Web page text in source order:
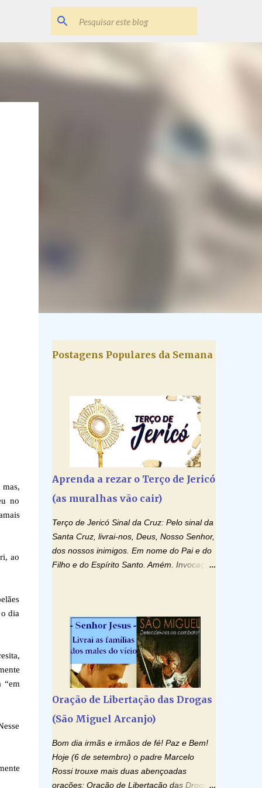
no
ao
dia
“em
Postagens Populares da Semana
Aprenda a rezar o Terço de Jericó
(as muralhas vão cair)
Terço de Jericó Sinal da Cruz: Pelo sinal da
Santa Cruz, livrai-nos, Deus, Nosso Senhor,
dos nossos inimigos. Em nome do Pai e do
Filho e do Espírito Santo. Amém. Invocação
o vosso Espírito e tudo será criado. E
renovareis a face da terra. Oremos: Ó
Deus, que instruístes os corações dos
vossos fiéis com a luz do Espírito Santo,
fazei que apreciemos retamente todas as
gozemos sempre da sua consolação. Por
Cristo, Senhor Nosso. Amém. Creio: Creio
céu e da terra; e em Jesus Cristo, seu único
Filho, nosso Senhor; que foi concebido pelo
poder do Espí­rito Santo; nasceu da Virgem
Oração de Libertação das Drogas
(São Miguel Arcanjo)
Bom dia irmãs e irmãos de fé! Paz e Bem!
Hoje (6 de setembro) o padre Marcelo
Rossi trouxe mais duas abençoadas
orações: Oração de Libertação das Drogas